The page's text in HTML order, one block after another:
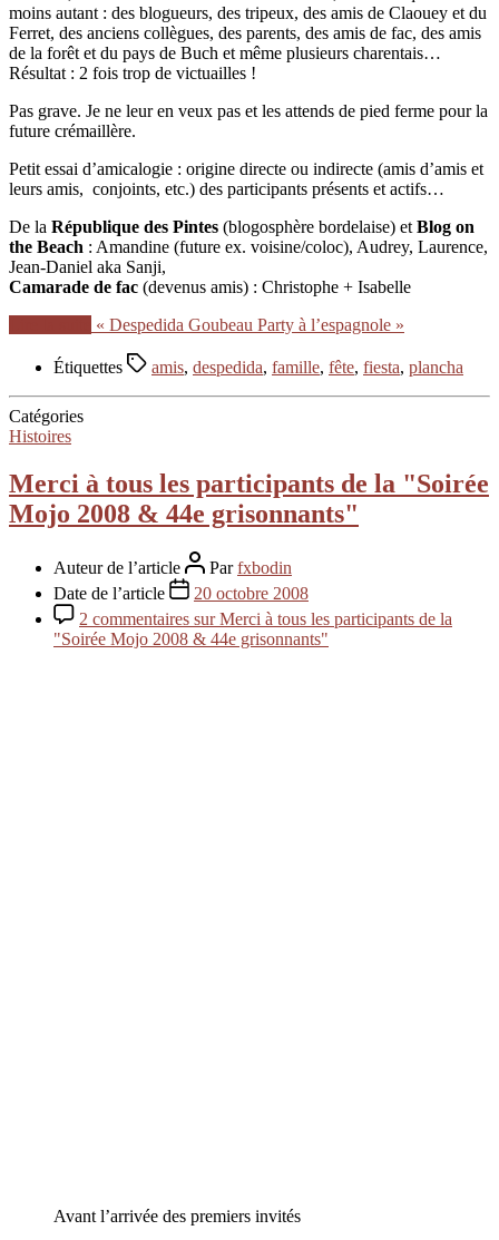
moins autant : des blogueurs, des tripeux, des amis de Claouey et du
Ferret, des anciens collègues, des parents, des amis de fac, des amis
de la forêt et du pays de Buch et même plusieurs charentais…
Résultat : 2 fois trop de victuailles !
Pas grave. Je ne leur en veux pas et les attends de pied ferme pour la
future crémaillère.
Petit essai d’amicalogie : origine directe ou indirecte (amis d’amis et
leurs amis, conjoints, etc.) des participants présents et actifs…
De la République des Pintes (blogosphère bordelaise) et Blog on
the Beach : Amandine (future ex. voisine/coloc), Audrey, Laurence,
Jean-Daniel aka Sanji,
Camarade de fac (devenus amis) : Christophe + Isabelle
« Despedida Goubeau Party à l’espagnole »
Étiquettes amis, despedida, famille, fête, fiesta, plancha
Catégories
Histoires
Merci à tous les participants de la "Soirée
Mojo 2008 & 44e grisonnants"
Auteur de l’article Parfxbodin
Date de l’article
20 octobre 2008
2 commentaires sur Merci à tous les participants de la
"Soirée Mojo 2008 & 44e grisonnants"
Avant l’arrivée des premiers invités